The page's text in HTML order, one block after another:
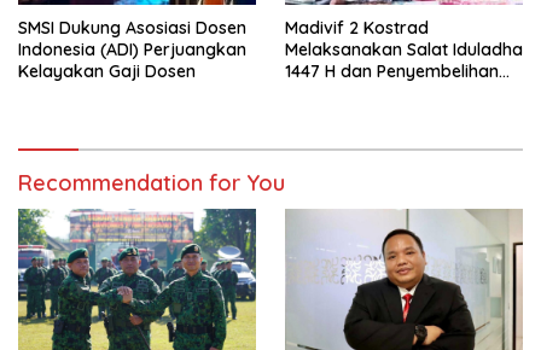
SMSI Dukung Asosiasi Dosen
Indonesia (ADI) Perjuangkan
Kelayakan Gaji Dosen
Madivif 2 Kostrad
Melaksanakan Salat Iduladha
1447 H dan Penyembelihan
Recommendation for You